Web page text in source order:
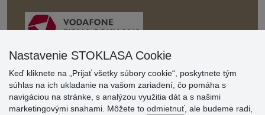
Hodnotenia
zákazníkov
Nastavenie STOKLASA Cookie
Keď kliknete na „Prijať všetky súbory cookie“, poskytnete tým
súhlas na ich ukladanie na vašom zariadení, čo pomáha s
navigáciou na stránke, s analýzou využitia dát a s našimi
marketingovými snahami. Môžete to odmietnuť, ale budeme radi,